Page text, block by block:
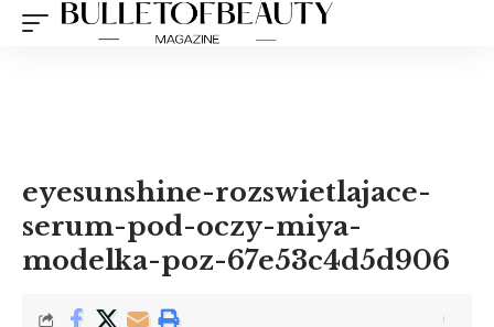
eyesunshine-rozswietlajace-
serum-pod-oczy-miya-
modelka-poz-67e53c4d5d906